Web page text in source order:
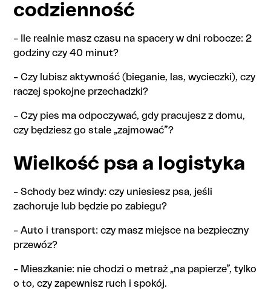
codzienność
– Ile realnie masz czasu na spacery w dni robocze: 2
godziny czy 40 minut?
– Czy lubisz aktywność (bieganie, las, wycieczki), czy
raczej spokojne przechadzki?
– Czy pies ma odpoczywać, gdy pracujesz z domu,
czy będziesz go stale „zajmować”?
Wielkość psa a logistyka
– Schody bez windy: czy uniesiesz psa, jeśli
zachoruje lub będzie po zabiegu?
– Auto i transport: czy masz miejsce na bezpieczny
przewóz?
– Mieszkanie: nie chodzi o metraż „na papierze”, tylko
o to, czy zapewnisz ruch i spokój.